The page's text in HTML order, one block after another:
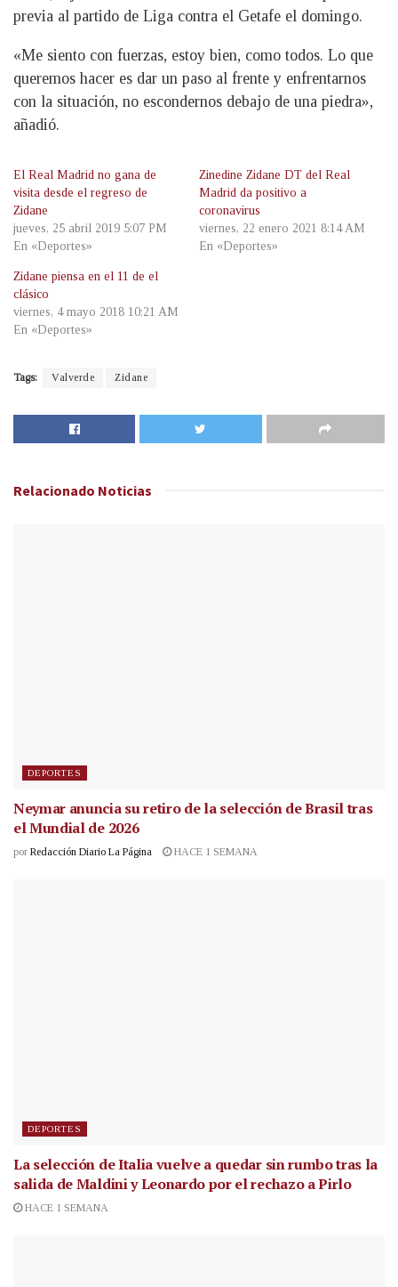
previa al partido de Liga contra el Getafe el domingo.
«Me siento con fuerzas, estoy bien, como todos. Lo que
queremos hacer es dar un paso al frente y enfrentarnos
con la situación, no escondernos debajo de una piedra»,
añadió.
El Real Madrid no gana de
visita desde el regreso de
Zidane
jueves, 25 abril 2019 5:07 PM
En «Deportes»
Zinedine Zidane DT del Real
Madrid da positivo a
coronavirus
viernes, 22 enero 2021 8:14 AM
En «Deportes»
Zidane piensa en el 11 de el
clásico
viernes, 4 mayo 2018 10:21 AM
En «Deportes»
Tags: Valverde Zidane
Relacionado Noticias
DEPORTES
Neymar anuncia su retiro de la selección de Brasil tras
el Mundial de 2026
por Redacción Diario La Página HACE 1 SEMANA
DEPORTES
La selección de Italia vuelve a quedar sin rumbo tras la
salida de Maldini y Leonardo por el rechazo a Pirlo
HACE 1 SEMANA